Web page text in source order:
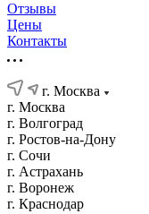
Отзывы
Цены
Контакты
г. Москва
г. Москва
г. Волгоград
г. Ростов-на-Дону
г. Сочи
г. Астрахань
г. Воронеж
г. Краснодар